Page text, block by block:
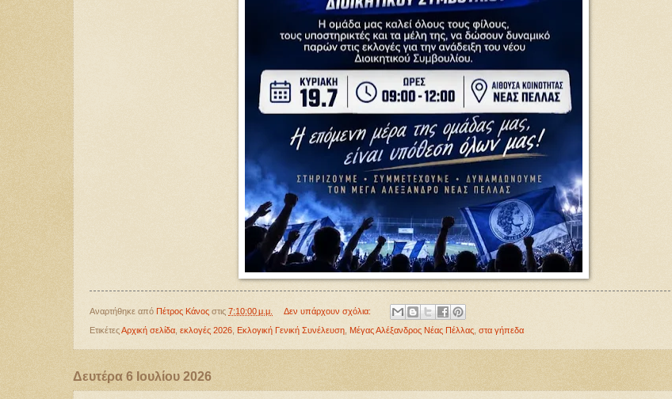
Αναρτήθηκε από Πέτρος Κάνος στις 7:10:00 μ.μ. Δεν υπάρχουν σχόλια:
ΕτικέτεςΑρχική σελίδα εκλογές 2026 Εκλογική Γενική Συνέλευση Μέγας Αλέξανδρος Νέας Πέλλας στα γήπεδα
Δευτέρα 6 Ιουλίου 2026